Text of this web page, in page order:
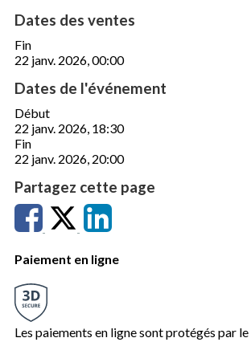
Dates des ventes
Fin
22 janv. 2026, 00:00
Dates de l'événement
Début
22 janv. 2026, 18:30
Fin
22 janv. 2026, 20:00
Partagez cette page
Paiement en ligne
Les paiements en ligne sont protégés par